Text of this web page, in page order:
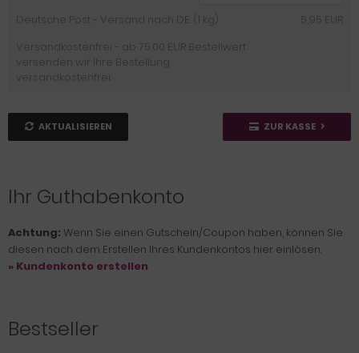
Deutsche Post - Versand nach DE: (1 kg):
5,95 EUR
Versandkostenfrei - ab 75,00 EUR Bestellwert
versenden wir Ihre Bestellung
versandkostenfrei:
AKTUALISIEREN ZUR KASSE
Ihr Guthabenkonto
Achtung: Wenn Sie einen Gutschein/Coupon haben, können Sie
diesen nach dem Erstellen Ihres Kundenkontos hier einlösen.
» Kundenkonto erstellen
Bestseller